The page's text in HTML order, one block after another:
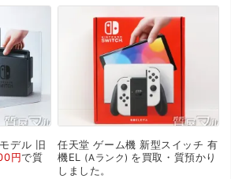
デル 旧
円で質
任天堂 ゲーム機 新型スイッチ 有
機EL
Aランク を買取・質預かり
しました。